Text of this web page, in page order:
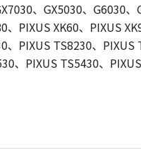
、GX5030、G6030
、PIXUS XK60、PIXUS
、PIXUS TS8230、
、PIXUS TS5430、